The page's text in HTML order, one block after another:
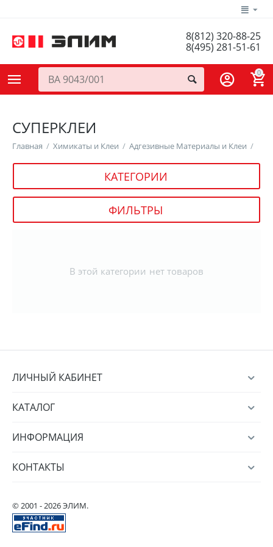
8(812) 320-88-25
8(495) 281-51-61
0
СУПЕРКЛЕИ
Главная / Химикаты и Клеи / Адгезивные Материалы и Клеи /
КАТЕГОРИИ
ФИЛЬТРЫ
В этой категории нет товаров
ЛИЧНЫЙ КАБИНЕТ
КАТАЛОГ
ИНФОРМАЦИЯ
КОНТАКТЫ
© 2001 - 2026 ЭЛИМ.